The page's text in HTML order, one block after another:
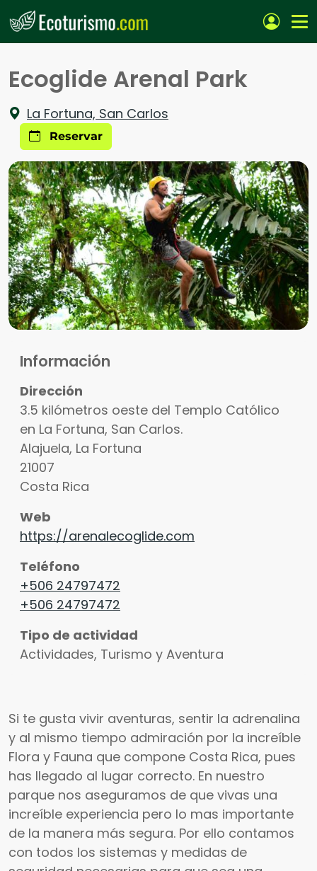
Pasar al contenido principal
Ecoglide Arenal Park
La Fortuna, San Carlos
Reservar
Información
Dirección
3.5 kilómetros oeste del Templo Católico
en La Fortuna, San Carlos.
Alajuela, La Fortuna
21007
Costa Rica
Web
https://arenalecoglide.com
Teléfono
+506 24797472
+506 24797472
Tipo de actividad
Actividades, Turismo y Aventura
Si te gusta vivir aventuras, sentir la adrenalina
y al mismo tiempo admiración por la increíble
Flora y Fauna que compone Costa Rica, pues
has llegado al lugar correcto. En nuestro
parque nos aseguramos de que vivas una
increíble experiencia pero lo mas importante
de la manera más segura. Por ello contamos
con todos los sistemas y medidas de